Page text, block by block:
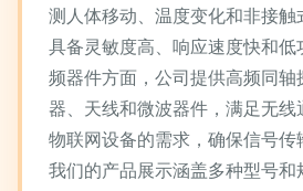
测人体移动、温度变化和非接触
具备灵敏度高、响应速度快和低
频器件方面，公司提供高频同轴
器、天线和微波器件，满足无线
物联网设备的需求，确保信号传
我们的产品展示涵盖多种型号和